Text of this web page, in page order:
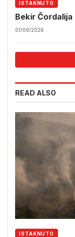
ISTAKNUTO
Bekir
01/06/2026
READ ALSO
ISTAKNUTO